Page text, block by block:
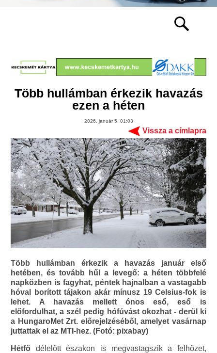
Több hullámban érkezik havazás
ezen a héten
2026. január 5. 01:03
Vissza a címlapra
Több hullámban érkezik a havazás január első
hetében, és tovább hűl a levegő: a héten többfelé
napközben is fagyhat, péntek hajnalban a vastagabb
hóval borított tájakon akár mínusz 19 Celsius-fok is
lehet. A havazás mellett ónos eső, eső is
előfordulhat, a szél pedig hófúvást okozhat - derül ki
a HungaroMet Zrt. előrejelzéséből, amelyet vasárnap
juttattak el az MTI-hez. (Fotó: pixabay)
Hétfő délelőtt északon is megvastagszik a felhőzet,